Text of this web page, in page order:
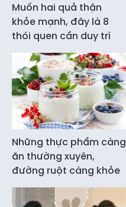
Muốn hai quả thận
khỏe mạnh, đây là 8
thói quen cần duy trì
Những thực phẩm càng
ăn thường xuyên,
đường ruột càng khỏe